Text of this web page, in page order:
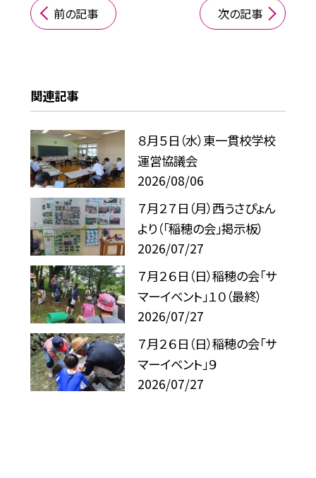
前の記事 次の記事
関連記事
８月５日（水）東一貫校学校
運営協議会
2026/08/06
７月２７日（月）西うさぴょん
より（「稲穂の会」掲示板）
2026/07/27
７月２６日（日）稲穂の会「サ
マーイベント」１０（最終）
2026/07/27
７月２６日（日）稲穂の会「サ
マーイベント」９
2026/07/27